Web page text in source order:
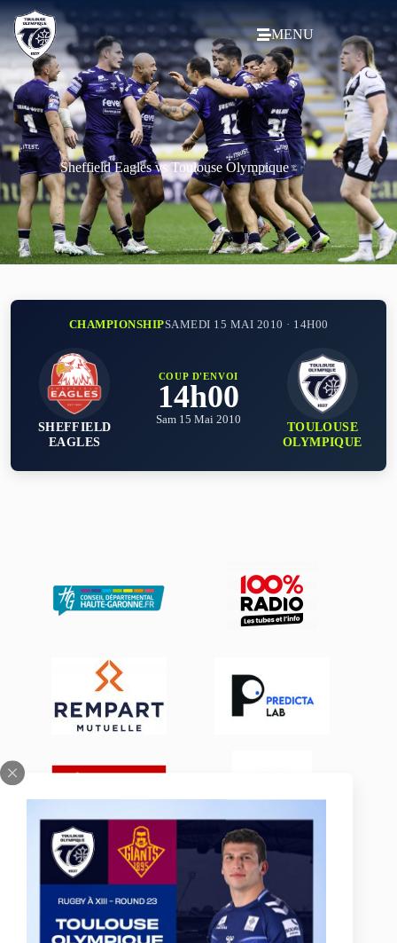
MENU
Sheffield Eagles vs Toulouse Olympique
CHAMPIONSHIPSAMEDI 15 MAI 2010 · 14H00
SHEFFIELD
EAGLES
COUP D'ENVOI
14h00
Sam 15 Mai 2010
TOULOUSE
OLYMPIQUE